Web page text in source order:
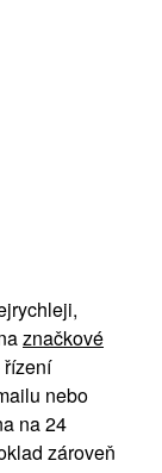
značkové
řízení
nebo
na 24
zároveň